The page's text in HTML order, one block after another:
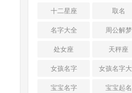
十二星座 取名
名字大全 周公解梦
处女座 天秤座
女孩名字 女孩名字
宝宝名字 宝宝起名